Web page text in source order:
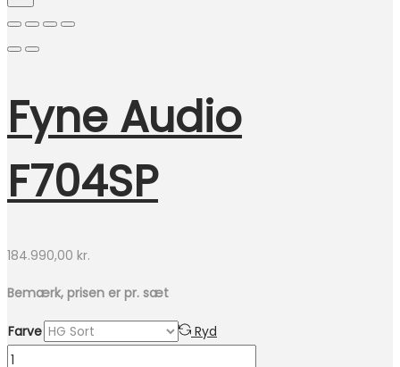
Fyne Audio
F704SP
184.990,00 kr.
Bemærk, prisen er pr. sæt
Farve
Ryd
Fyne